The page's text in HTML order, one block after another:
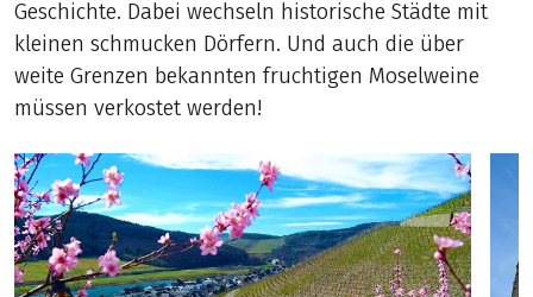
Geschichte. Dabei wechseln historische Städte mit
kleinen schmucken Dörfern. Und auch die über
weite Grenzen bekannten fruchtigen Moselweine
müssen verkostet werden!